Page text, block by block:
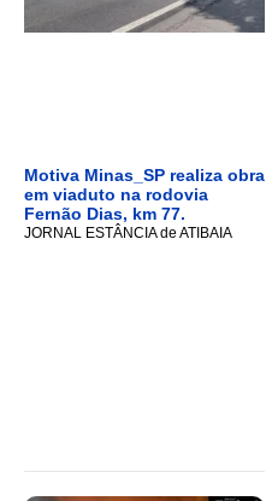
Motiva Minas_SP realiza obra
em viaduto na rodovia
Fernão Dias, km 77.
JORNAL ESTÂNCIA de ATIBAIA